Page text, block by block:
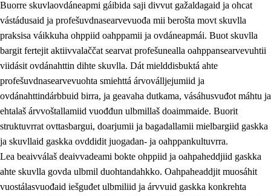
Buorre skuvlaovdáneapmi gáibida saji divvut gažaldagaid ja ohcat
vástádusaid ja profešuvdnasearvevuođa mii berošta movt skuvlla
praksisa váikkuha ohppiid oahppamii ja ovdáneapmái. Buot skuvlla
bargit fertejit aktiivvalaččat searvat profešunealla oahppansearvevuhtii
viidásit ovdánahttin dihte skuvlla. Dát mielddisbuktá ahte
profešuvdnasearvevuohta smiehttá árvoválljejumiid ja
ovdánahttindárbbuid birra, ja geavaha dutkama, vásáhusvuđot máhtu ja
ehtalaš árvvoštallamiid vuođđun ulbmillaš doaimmaide. Buorit
struktuvrrat ovttasbargui, doarjumii ja bagadallamii mielbargiid gaskka
ja skuvllaid gaskka ovddidit juogadan- ja oahppankultuvrra.
Lea beaivválaš deaivvadeami bokte ohppiid ja oahpaheddjiid gaskka
ahte skuvlla govda ulbmil duohtandahkko. Oahpaheaddjit muosáhit
vuostálasvuođaid iešguđet ulbmiliid ja árvvuid gaskka konkrehta